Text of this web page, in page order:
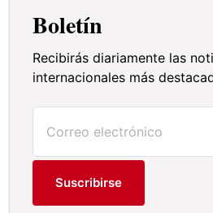
Boletín
Recibirás diariamente las
internacionales más
Suscribirse